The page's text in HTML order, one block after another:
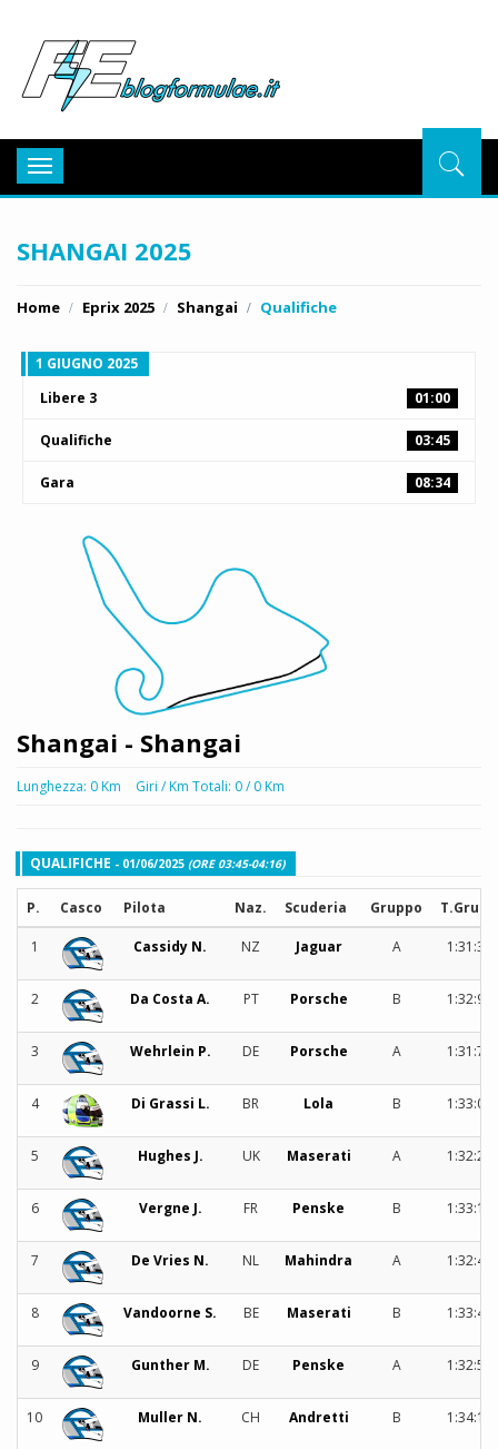
Toggle
navigation
SHANGAI 2025
Home Eprix 2025 Shangai Qualifiche
1 GIUGNO 2025
Libere 3
01:00
Qualifiche 03:45
Gara 08:34
Shangai - Shangai
Lunghezza: 0 Km Giri / Km Totali: 0 / 0 Km
QUALIFICHE - 01/06/2025 (ORE 03:45-04:16)
P. Casco Pilota Naz. Scuderia Gruppo
1 Cassidy N. NZ Jaguar A
2 Da Costa A. PT Porsche B
3 Wehrlein P. DE Porsche A
4 Di Grassi L. BR Lola B
5 Hughes J. UK Maserati A
6 Vergne J. FR Penske B
7 De Vries N. NL Mahindra A
8 Vandoorne S. BE Maserati B
9 Gunther M. DE Penske A
10 Muller N. CH Andretti B